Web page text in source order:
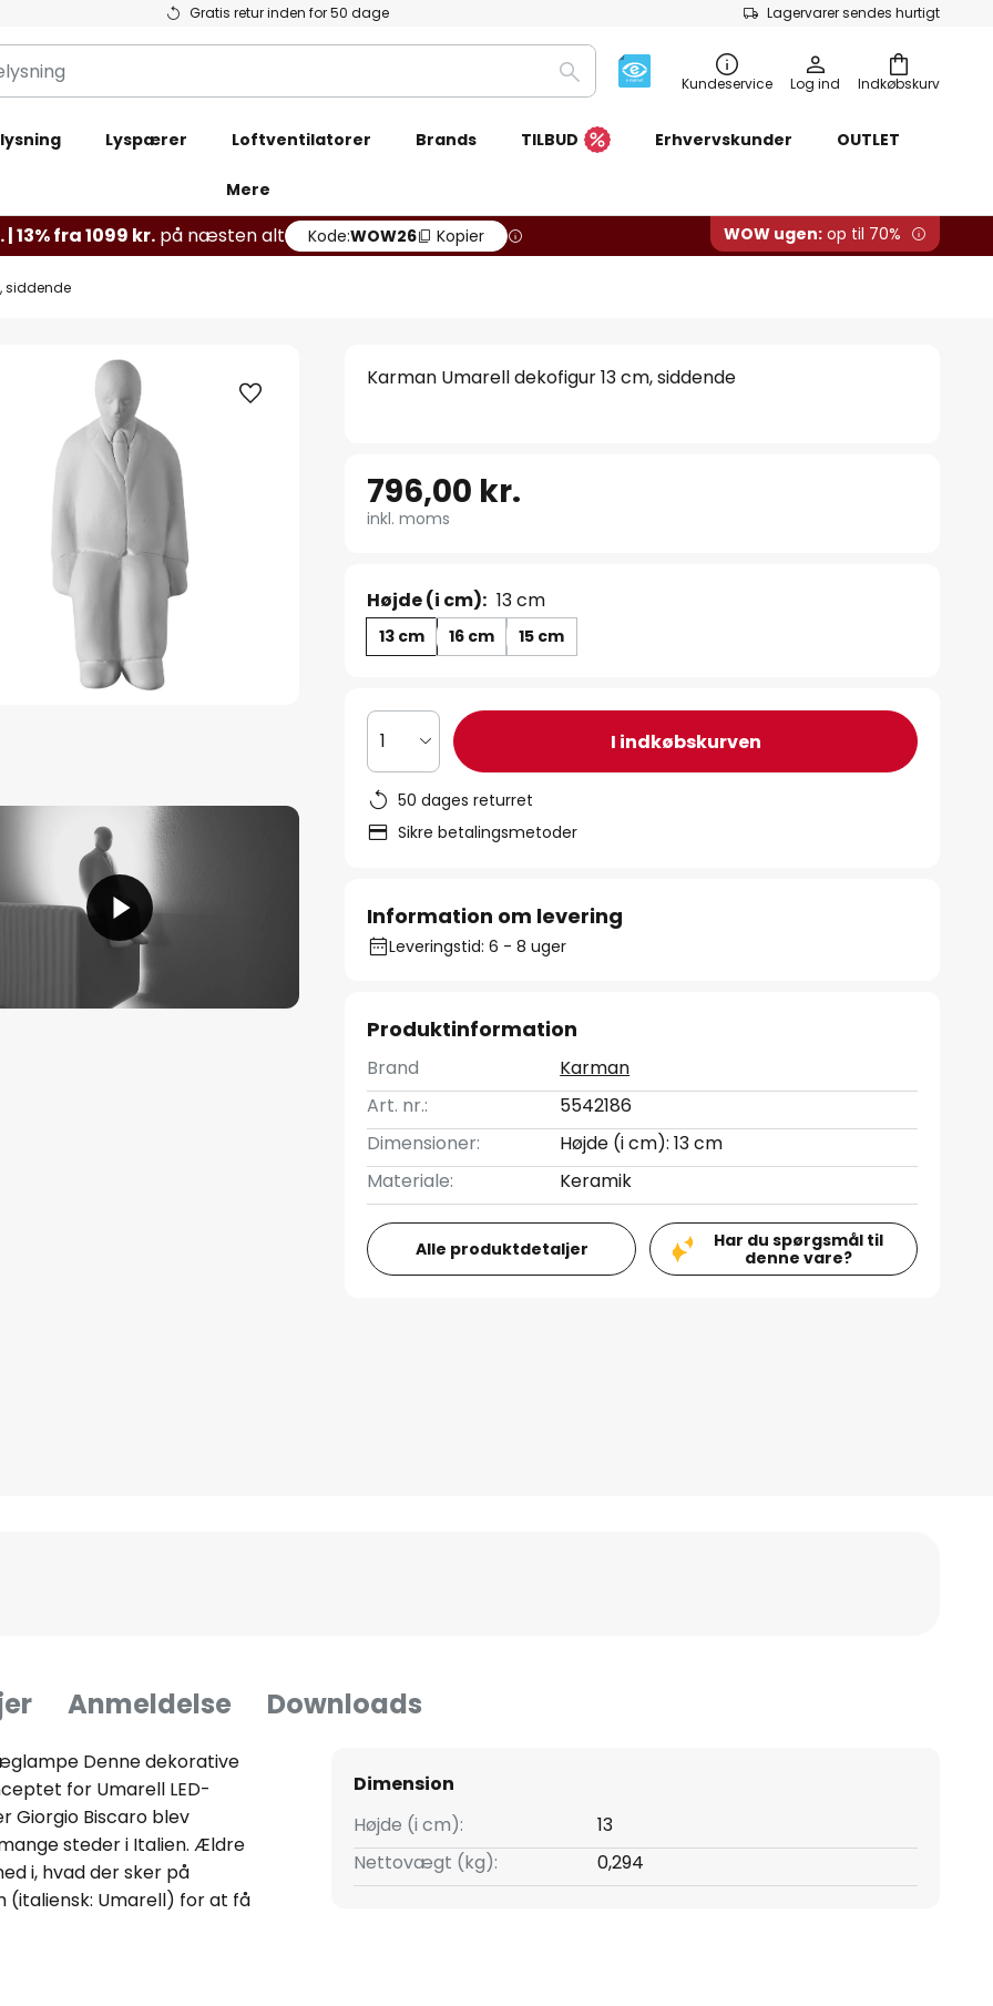
Gratis retur inden for 50 dage Lagervarer sendes hurtigt
Indkøbskurv
Søg Kundeservice Log ind
Lyspærer Loftventilatorer Brands TILBUD Erhvervskunder OUTLET
Mere
13% fra 1099 kr. på næsten alt Kode:WOW26 Kopier WOW ugen: op til 70%
siddende
Karman Umarell dekofigur 13 cm, siddende
796,00 kr.
inkl. moms
Højde (i cm): 13 cm
13 cm 16 cm 15 cm
1 I indkøbskurven
50 dages returret
Sikre betalingsmetoder
Information om levering
Leveringstid: 6 - 8 uger
Produktinformation
Brand
Karman
Art. nr.:
5542186
Dimensioner:
Højde (i cm): 13 cm
Materiale:
Keramik
Alle produktdetaljer
Har du spørgsmål til
denne vare?
Anmeldelse Downloads
Denne dekorative
for Umarell LED-
Giorgio Biscaro blev
steder i Italien. Ældre
i, hvad der sker på
(italiensk: Umarell) for at få
Dimension
Højde (i cm):
13
Nettovægt (kg):
0,294